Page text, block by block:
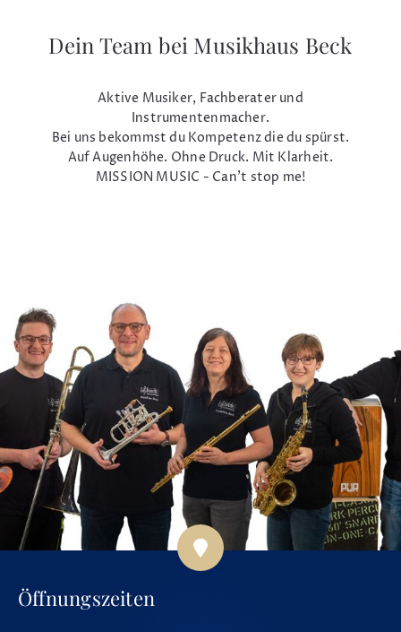
Dein Team bei Musikhaus Beck
Aktive Musiker, Fachberater und
Instrumentenmacher.
Bei uns bekommst du Kompetenz die du spürst.
Auf Augenhöhe. Ohne Druck. Mit Klarheit.
MISSION MUSIC - Can't stop me!
Öffnungszeiten